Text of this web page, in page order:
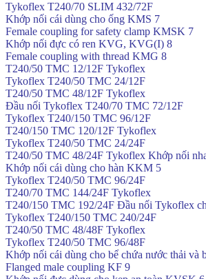
Tykoflex T240/70 SLIM 432/72F
Khớp nối cái dùng cho ống KMS 7
Female coupling for safety clamp KMSK 7
Khớp nối đực có ren KVG, KVG(I) 8
Female coupling with thread KMG 8
T240/50 TMC 12/12F Tykoflex
Tykoflex T240/50 TMC 24/12F
T240/50 TMC 48/12F Tykoflex
Đầu nối Tykoflex T240/70 TMC 72/12F
Tykoflex T240/150 TMC 96/12F
T240/150 TMC 120/12F Tykoflex
Tykoflex T240/50 TMC 24/24F
T240/50 TMC 48/24F Tykoflex Khớp nối
Khớp nối cái dùng cho hàn KKM 5
Tykoflex T240/50 TMC 96/24F
T240/70 TMC 144/24F Tykoflex
T240/150 TMC 192/24F Đầu nối Tykoflex
Tykoflex T240/150 TMC 240/24F
T240/50 TMC 48/48F Tykoflex
Tykoflex T240/50 TMC 96/48F
Khớp nối cái dùng cho bể chứa nước thải và
Flanged male coupling KF 9